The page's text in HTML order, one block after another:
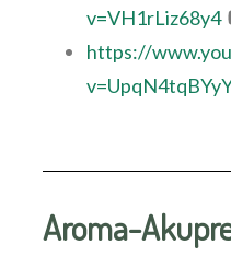
v=VH1rLiz68y4
https://
Aroma-